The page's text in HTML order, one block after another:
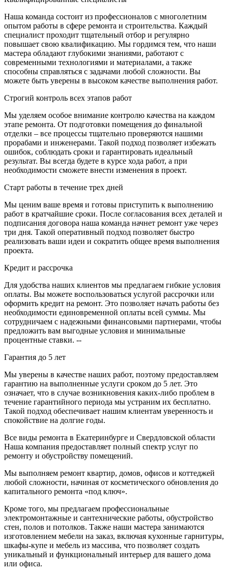
Наша команда состоит из профессионалов с многолетним
опытом работы в сфере ремонта и строительства. Каждый
специалист проходит тщательный отбор и регулярно
повышает свою квалификацию. Мы гордимся тем, что наши
мастера обладают глубокими знаниями, работают с
современными технологиями и материалами, а также
способны справляться с задачами любой сложности. Вы
можете быть уверены в высоком качестве выполнения работ.
Строгий контроль всех этапов работ
Мы уделяем особое внимание контролю качества на каждом
этапе ремонта. От подготовки помещения до финальной
отделки – все процессы тщательно проверяются нашими
прорабами и инженерами. Такой подход позволяет избежать
ошибок, соблюдать сроки и гарантировать идеальный
результат. Вы всегда будете в курсе хода работ, а при
необходимости сможете внести изменения в проект.
Старт работы в течение трех дней
Мы ценим ваше время и готовы приступить к выполнению
работ в кратчайшие сроки. После согласования всех деталей и
подписания договора наша команда начнет ремонт уже через
три дня. Такой оперативный подход позволяет быстро
реализовать ваши идеи и сократить общее время выполнения
проекта.
Кредит и рассрочка
Для удобства наших клиентов мы предлагаем гибкие условия
оплаты. Вы можете воспользоваться услугой рассрочки или
оформить кредит на ремонт. Это позволяет начать работы без
необходимости единовременной оплаты всей суммы. Мы
сотрудничаем с надежными финансовыми партнерами, чтобы
предложить вам выгодные условия и минимальные
процентные ставки. --
Гарантия до 5 лет
Мы уверены в качестве наших работ, поэтому предоставляем
гарантию на выполненные услуги сроком до 5 лет. Это
означает, что в случае возникновения каких-либо проблем в
течение гарантийного периода мы устраним их бесплатно.
Такой подход обеспечивает нашим клиентам уверенность и
спокойствие на долгие годы.
Все виды ремонта в Екатеринбурге и Свердловской области
Наша компания предоставляет полный спектр услуг по
ремонту и обустройству помещений.
Мы выполняем ремонт квартир, домов, офисов и коттеджей
любой сложности, начиная от косметического обновления до
капитального ремонта «под ключ».
Кроме того, мы предлагаем профессиональные
электромонтажные и сантехнические работы, обустройство
стен, полов и потолков. Также наши мастера занимаются
изготовлением мебели на заказ, включая кухонные гарнитуры,
шкафы-купе и мебель из массива, что позволяет создать
уникальный и функциональный интерьер для вашего дома
или офиса.